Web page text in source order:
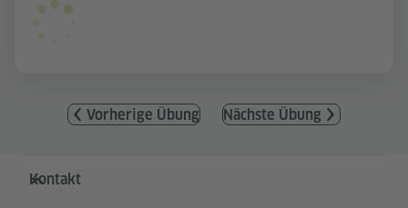
Vorherige Übung Nächste Übung
Service- und Informationsbereich
Kontakt